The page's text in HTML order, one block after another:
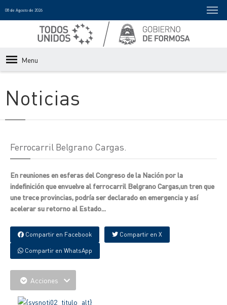
08 de Agosto de 2026
Menu
Noticias
Ferrocarril Belgrano Cargas.
En reuniones en esferas del Congreso de la Nación por la
indefinición que envuelve al ferrocarril Belgrano Cargas,un tren que
une trece provincias, podría ser declarado en emergencia y así
acelerar su retorno al Estado...
Compartir en Facebook Compartir en X
Compartir en WhatsApp
Acciones